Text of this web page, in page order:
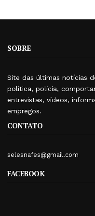
SOBRE
Site das últimas notícias
política, polícia,
entrevistas, vídeos,
empregos.
CONTATO
selesnafes@gmail.com
FACEBOOK